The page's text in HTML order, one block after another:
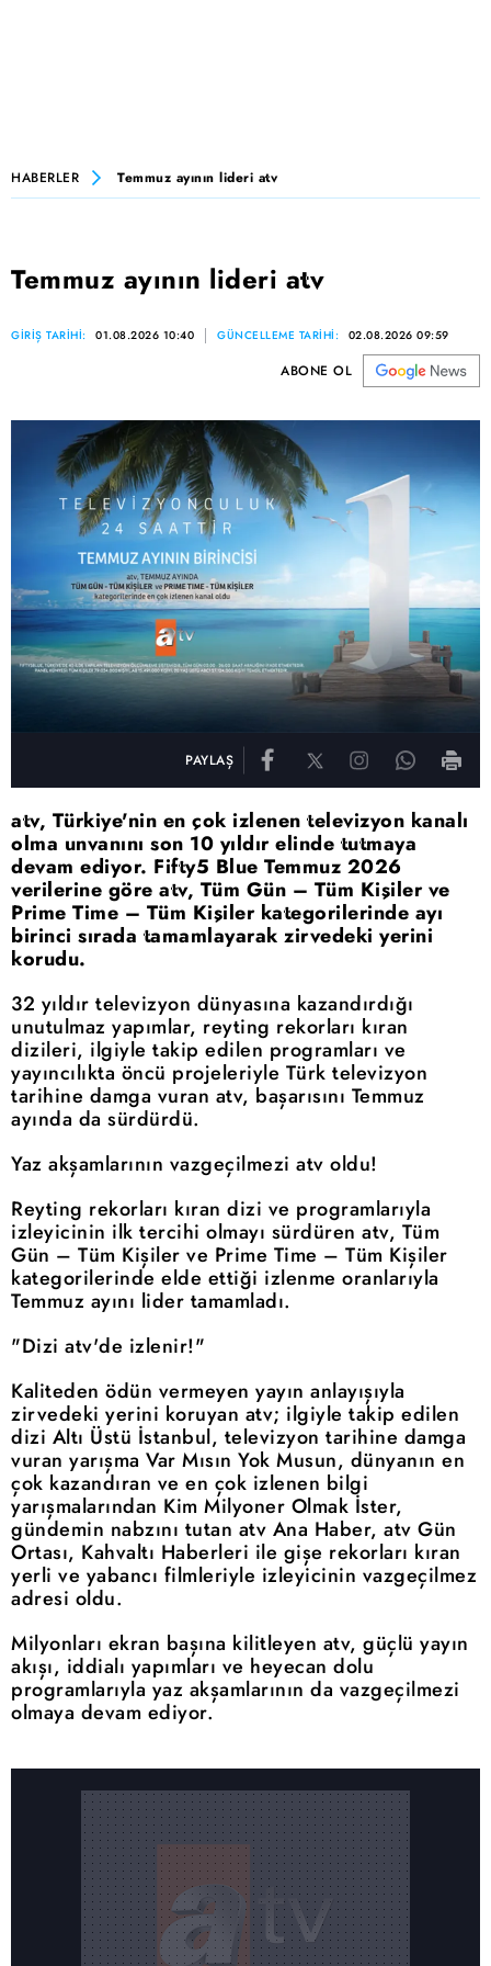
HABERLER Temmuz ayının lideri atv
Temmuz ayının lideri atv
GİRİŞ TARİHİ: 01.08.2026 10:40 GÜNCELLEME TARİHİ: 02.08.2026 09:59
ABONE OL
PAYLAŞ
atv, Türkiye'nin en çok izlenen televizyon kanalı
olma unvanını son 10 yıldır elinde tutmaya
devam ediyor. Fifty5 Blue Temmuz 2026
verilerine göre atv, Tüm Gün – Tüm Kişiler ve
Prime Time – Tüm Kişiler kategorilerinde ayı
birinci sırada tamamlayarak zirvedeki yerini
korudu.
32 yıldır televizyon dünyasına kazandırdığı
unutulmaz yapımlar, reyting rekorları kıran
dizileri, ilgiyle takip edilen programları ve
yayıncılıkta öncü projeleriyle Türk televizyon
tarihine damga vuran atv, başarısını Temmuz
ayında da sürdürdü.
Yaz akşamlarının vazgeçilmezi atv oldu!
Reyting rekorları kıran dizi ve programlarıyla
izleyicinin ilk tercihi olmayı sürdüren atv, Tüm
Gün – Tüm Kişiler ve Prime Time – Tüm Kişiler
kategorilerinde elde ettiği izlenme oranlarıyla
Temmuz ayını lider tamamladı.
"Dizi atv'de izlenir!"
Kaliteden ödün vermeyen yayın anlayışıyla
zirvedeki yerini koruyan atv; ilgiyle takip edilen
dizi Altı Üstü İstanbul, televizyon tarihine damga
vuran yarışma Var Mısın Yok Musun, dünyanın en
çok kazandıran ve en çok izlenen bilgi
yarışmalarından Kim Milyoner Olmak İster,
gündemin nabzını tutan atv Ana Haber, atv Gün
Ortası, Kahvaltı Haberleri ile gişe rekorları kıran
yerli ve yabancı filmleriyle izleyicinin vazgeçilmez
adresi oldu.
Milyonları ekran başına kilitleyen atv, güçlü yayın
akışı, iddialı yapımları ve heyecan dolu
programlarıyla yaz akşamlarının da vazgeçilmezi
olmaya devam ediyor.